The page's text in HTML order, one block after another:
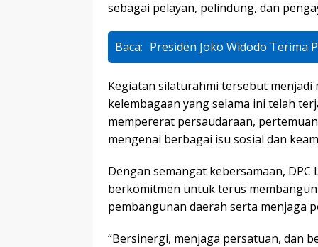
sebagai pelayan, pelindung, dan
Baca: Presiden Joko Widodo Terima
Kegiatan silaturahmi tersebut
kelembagaan yang selama ini telah
mempererat persaudaraan,
mengenai berbagai isu sosial dan
Dengan semangat kebersamaan,
berkomitmen untuk terus
pembangunan daerah serta menjaga
“Bersinergi, menjaga persatuan, dan